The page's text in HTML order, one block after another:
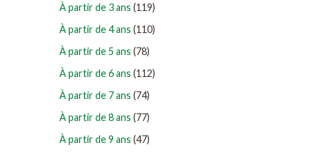
À partir de 3 ans (119)
À partir de 4 ans (110)
À partir de 5 ans (78)
À partir de 6 ans (112)
À partir de 7 ans (74)
À partir de 8 ans (77)
À partir de 9 ans (47)